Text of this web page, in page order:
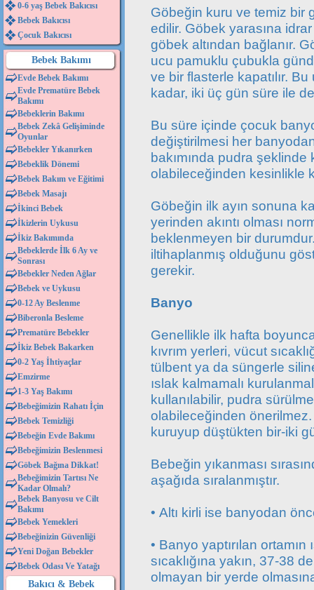
0-6 yaş Bebek Bakıcısı
Bebek Bakıcısı
Çocuk Bakıcısı
Bebek Bakımı
Evde Bebek Bakımı
Evde Prematüre Bebek
Bakımı
Bebeklerin Bakımı
Bebek Zekâ Gelişiminde
Oyunlar
Bebekler Yıkanırken
Bebeklik Dönemi
Bebek Bakım ve Eğitimi
Bebek Masajı
İkinci Bebek
İkizlerin Uykusu
İkiz Bakımında
Bebeklerde İlk 6 Ay ve
Sonrası
Bebekler Neden Ağlar
Bebek ve Uykusu
0-12 Ay Beslenme
Biberonla Besleme
Prematüre Bebekler
İkiz Bebek Bakarken
0-2 Yaş İhtiyaçlar
Emzirme
1-3 Yaş Bakımı
Bebeğimizin Rahatı İçin
Bebek Temizliği
Bebeğin Evde Bakımı
Bebeğimizin Beslenmesi
Göbek Bağına Dikkat!
Bebeğimizin Tartısı Ne
Kadar Olmalı?
Bebek Banyosu ve Cilt
Bakımı
Bebek Yemekleri
Bebeğinizin Güvenliği
Yeni Doğan Bebekler
Bebek Odası Ve Yatağı
Bakıcı & Bebek
Göbeğin kuru ve temiz bir
edilir. Göbek yarasına
göbek altından bağlanır.
ucu pamuklu çubukla
ve bir flasterle kapatılır.
kadar, iki üç gün süre ile
Bu süre içinde çocuk
değiştirilmesi her
bakımında pudra
olabileceğinden kesinlikle
Göbeğin ilk ayın sonuna
yerinden akıntı olması
beklenmeyen bir
iltihaplanmış olduğunu
gerekir.
Banyo
Genellikle ilk hafta
kıvrım yerleri, vücut
tülbent ya da süngerle
ıslak kalmamalı
kullanılabilir, pudra
olabileceğinden
kuruyup düştükten bir-iki
Bebeğin yıkanması
aşağıda sıralanmıştır.
• Altı kirli ise banyodan
• Banyo yaptırılan
sıcaklığına yakın, 37-38
olmayan bir yerde